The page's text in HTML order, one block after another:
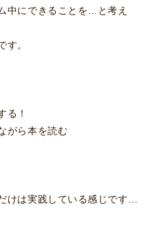
中にできることを…と考え
す。
る！
がら本を読む
けは実践している感じです…